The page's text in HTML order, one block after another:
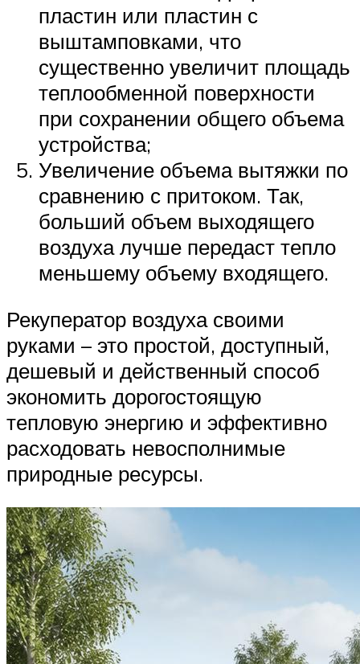
пластин или пластин с
выштамповками, что
существенно увеличит площадь
теплообменной поверхности
при сохранении общего объема
устройства;
Увеличение объема вытяжки по
сравнению с притоком. Так,
больший объем выходящего
воздуха лучше передаст тепло
меньшему объему входящего.
Рекуператор воздуха своими
руками – это простой, доступный,
дешевый и действенный способ
экономить дорогостоящую
тепловую энергию и эффективно
расходовать невосполнимые
природные ресурсы.